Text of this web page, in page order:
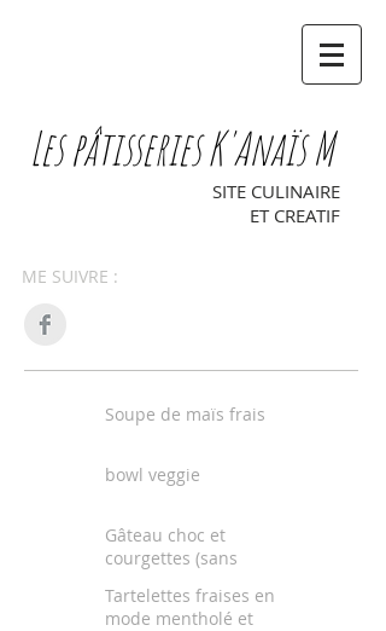
Les pâtisseries K'Anaïs M
SITE CULINAIRE
ET CREATIF
ME SUIVRE :
Soupe de maïs frais
bowl veggie
Gâteau choc et
courgettes (sans
Tartelettes fraises en
mode mentholé et